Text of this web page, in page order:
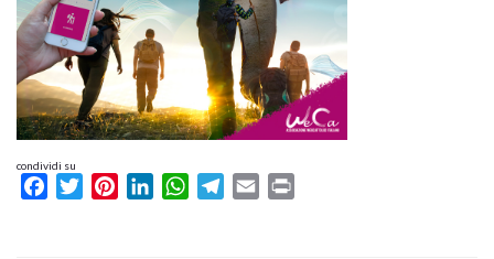
condividi su
FacebookTwitterPinterestLinkedInWhatsAppTelegram
Email